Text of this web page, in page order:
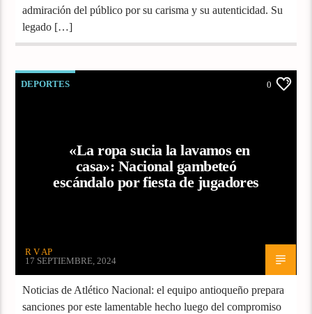
admiración del público por su carisma y su autenticidad. Su
legado […]
DEPORTES 0
«La ropa sucia la lavamos en
casa»: Nacional gambeteó
escándalo por fiesta de jugadores
R V AP
17 SEPTIEMBRE, 2024
Noticias de Atlético Nacional: el equipo antioqueño prepara
sanciones por este lamentable hecho luego del compromiso